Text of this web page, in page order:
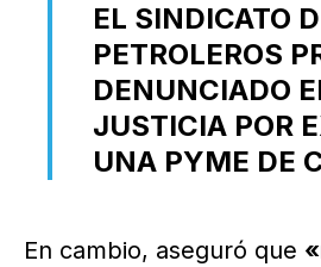
EL SINDICATO
PETROLEROS
DENUNCIADO
JUSTICIA POR
UNA PYME DE
En cambio, aseguró que